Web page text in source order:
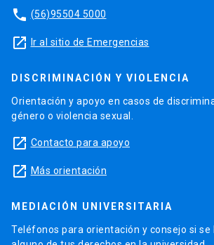
phone (56)95504 5000
launch Ir al sitio de Emergencias
DISCRIMINACIÓN Y VIOLENCIA
Orientación y apoyo en casos de
género o violencia sexual.
launch Contacto para apoyo
launch Más orientación
MEDIACIÓN UNIVERSITARIA
Teléfonos para orientación y consejo si se